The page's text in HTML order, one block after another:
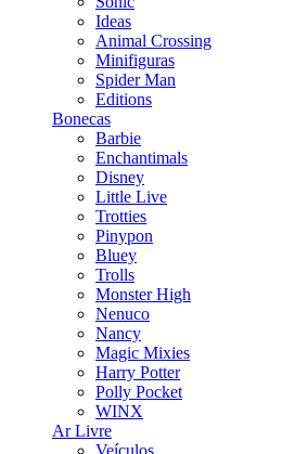
Ideas
Animal Crossing
Minifiguras
Spider Man
Editions
Bonecas
Barbie
Enchantimals
Disney
Little Live
Trotties
Pinypon
Bluey
Trolls
Monster High
Nenuco
Nancy
Magic Mixies
Harry Potter
Polly Pocket
WINX
Ar Livre
Veículos